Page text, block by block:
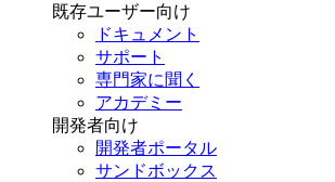
既存ユーザー向け
ドキュメント
サポート
専門家に聞く
アカデミー
開発者向け
開発者ポータル
サンドボックス